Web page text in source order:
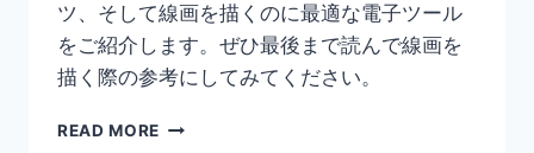
ツ、そして線画を描くのに最適な電子ツール
をご紹介します。ぜひ最後まで読んで線画を
描く際の参考にしてみてください。
READ MORE 【線